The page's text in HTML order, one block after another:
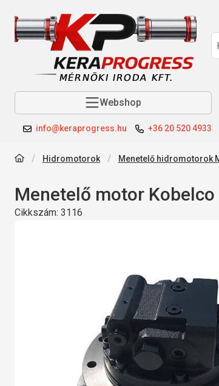
Webshop
info@keraprogress.hu +36 20 520 4933
Hidromotorok Menetelő hidromotorok
Menetelő motor
Cikkszám: 3116